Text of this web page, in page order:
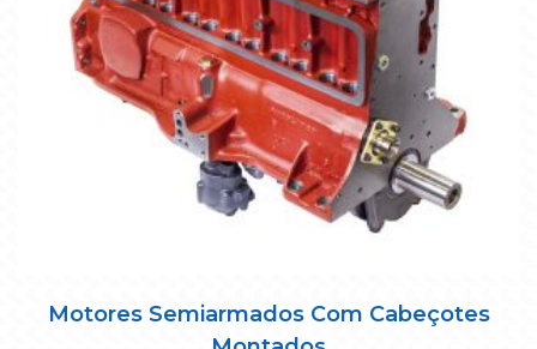
Motores Semiarmados Com Cabeçotes